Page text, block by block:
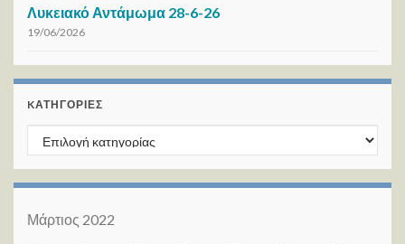
Λυκειακό Αντάμωμα 28-6-26
19/06/2026
KΑΤΗΓΟΡΊΕΣ
Kατηγορίες
Μάρτιος 2022